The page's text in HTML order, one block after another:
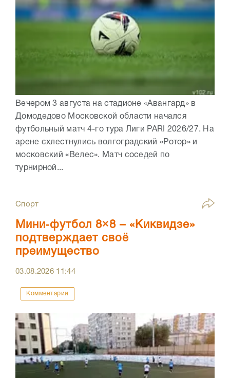
Вечером 3 августа на стадионе «Авангард» в
Домодедово Московской области начался
футбольный матч 4-го тура Лиги PARI 2026/27. На
арене схлестнулись волгоградский «Ротор» и
московский «Велес». Матч соседей по
турнирной...
Спорт
Мини‑футбол 8×8 – «Киквидзе»
подтверждает своё
преимущество
03.08.2026 11:44
Комментарии